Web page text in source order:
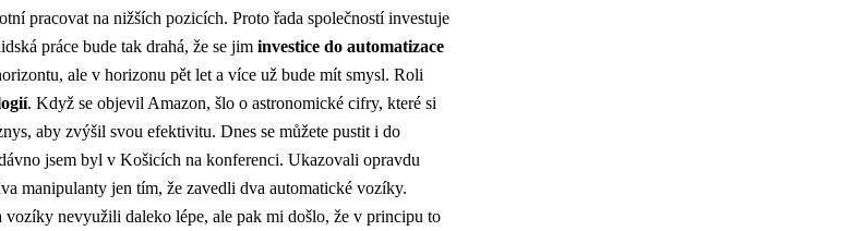
pracovat na nižších pozicích. Proto řada společností investuje
práce bude tak drahá, že se jim investice do automatizace
ale v horizonu pět let a více už bude mít smysl. Roli
. Když se objevil Amazon, šlo o astronomické cifry, které si
aby zvýšil svou efektivitu. Dnes se můžete pustit i do
jsem byl v Košicích na konferenci. Ukazovali opravdu
manipulanty jen tím, že zavedli dva automatické vozíky.
vozíky nevyužili daleko lépe, ale pak mi došlo, že v principu to